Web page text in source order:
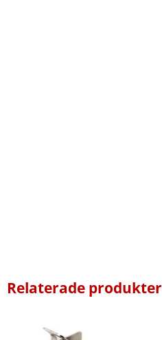
Relaterade produkter